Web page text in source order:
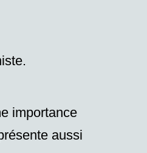
importance
aussi